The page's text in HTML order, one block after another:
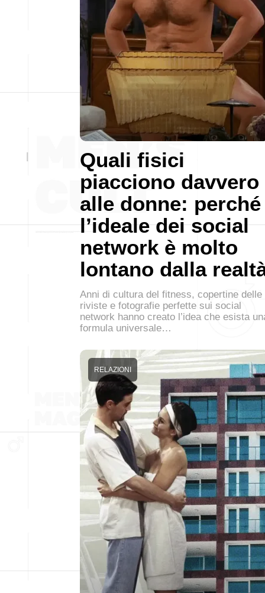
Quali fisici
piacciono davvero
alle donne: perché
l’ideale dei social
network è molto
lontano dalla
Anni di cultura del fitness, copertine delle
riviste e fotografie perfette sui social
network hanno creato l’idea che esista
formula universale…
RELAZIONI